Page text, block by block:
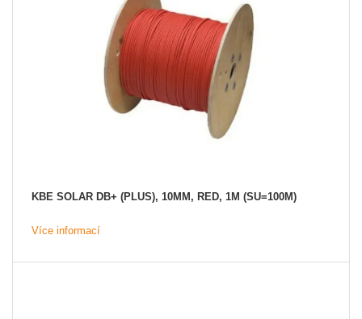
KBE SOLAR DB+ (PLUS), 10MM, RED, 1M (SU=100M)
Více informací